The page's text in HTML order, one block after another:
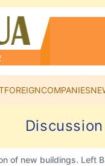
FOREIGNCOMPANIES
of new buildings. Left